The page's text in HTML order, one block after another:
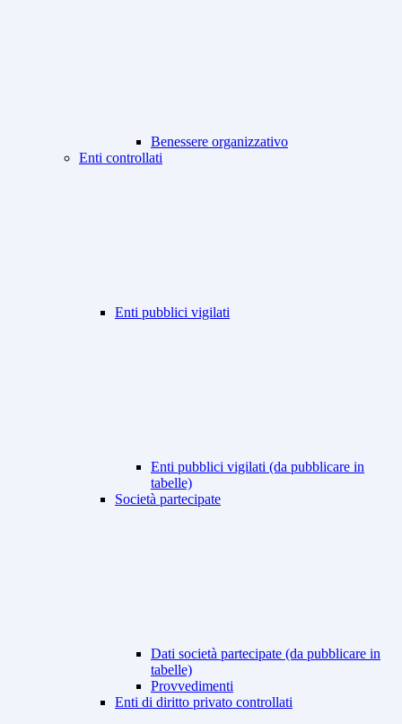
Benessere organizzativo
Enti controllati
Enti pubblici vigilati
Enti pubblici vigilati (da pubblicare in
tabelle)
Società partecipate
Dati società partecipate (da pubblicare in
tabelle)
Provvedimenti
Enti di diritto privato controllati